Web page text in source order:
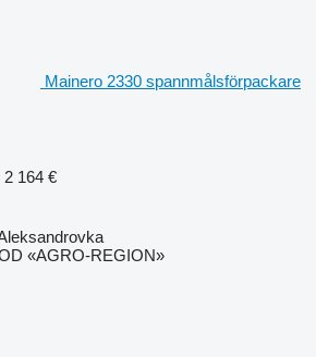
Mainero 2330 spannmålsförpackare
2 164 €
«AGRO-REGION»